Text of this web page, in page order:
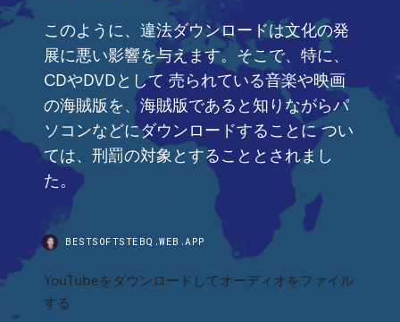
このように、違法ダウンロードは文化の発
展に悪い影響を与えます。そこで、特に、
CDやDVDとして 売られている音楽や映画
の海賊版を、海賊版であると知りながらパ
ソコンなどにダウンロードすることに つい
ては、刑罰の対象とすることとされまし
た。
BESTSOFTSTEBQ.WEB.APP
YouTubeをダウンロードしてオーディオをファイル
する